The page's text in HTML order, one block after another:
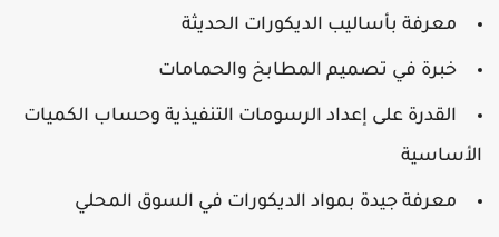
معرفة بأساليب الديكورات الحديثة
خبرة في تصميم المطابخ والحمامات
القدرة على إعداد الرسومات التنفيذية وحساب الكميات
الأساسية
معرفة جيدة بمواد الديكورات في السوق المحلي